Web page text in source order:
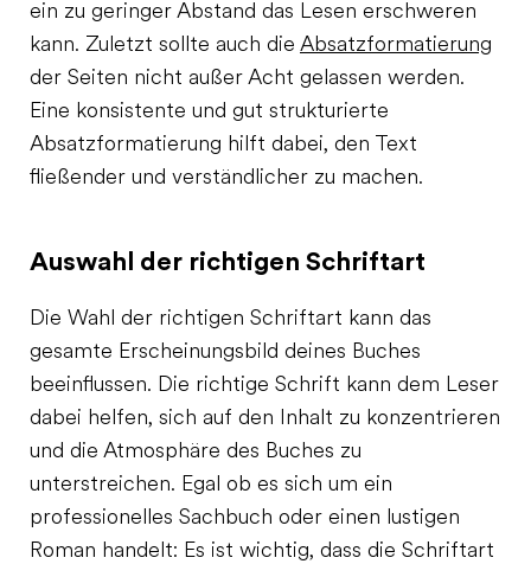
ein zu geringer Abstand das Lesen erschweren
kann. Zuletzt sollte auch die Absatzformatierung
der Seiten nicht außer Acht gelassen werden.
Eine konsistente und gut strukturierte
Absatzformatierung hilft dabei, den Text
fließender und verständlicher zu machen.
Auswahl der richtigen Schriftart
Die Wahl der richtigen Schriftart kann das
gesamte Erscheinungsbild deines Buches
beeinflussen. Die richtige Schrift kann dem Leser
dabei helfen, sich auf den Inhalt zu konzentrieren
und die Atmosphäre des Buches zu
unterstreichen. Egal ob es sich um ein
professionelles Sachbuch oder einen lustigen
Roman handelt: Es ist wichtig, dass die Schriftart